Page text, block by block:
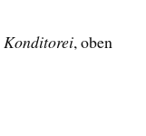
Konditorei, oben